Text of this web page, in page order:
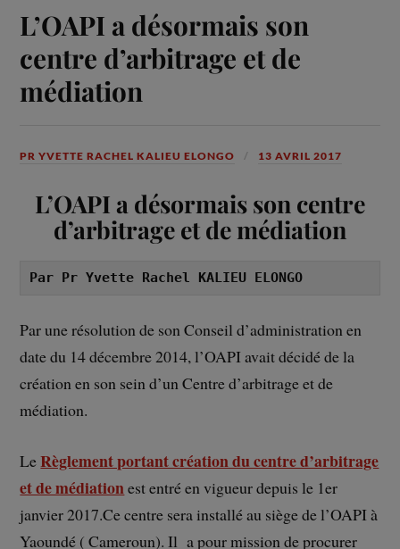
L’OAPI a désormais son
centre d’arbitrage et de
médiation
PR YVETTE RACHEL KALIEU ELONGO 13 AVRIL 2017
L’OAPI a désormais son centre
d’arbitrage et de médiation
Par Pr Yvette Rachel KALIEU ELONGO
Par une résolution de son Conseil d’administration en
date du 14 décembre 2014, l’OAPI avait décidé de la
création en son sein d’un Centre d’arbitrage et de
médiation.
LeRèglement portant création du centre d’arbitrage
et de médiationest entré en vigueur depuis le 1er
janvier 2017.Ce centre sera installé au siège de l’OAPI à
Yaoundé ( Cameroun). Il a pour mission de procurer